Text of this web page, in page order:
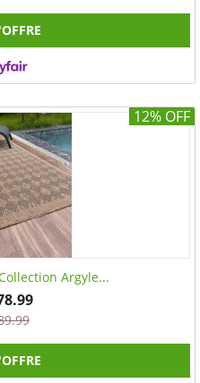
12% OFF
Argyle...